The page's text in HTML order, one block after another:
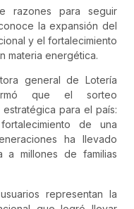
razones para seguir
la expansión del
y el fortalecimiento
materia energética.
general de Lotería
que el sorteo
para el país:
de una
ha llevado
a millones de familias
representan la